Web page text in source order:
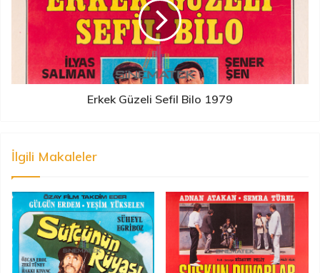
Erkek Güzeli Sefil Bilo 1979
İlgili Makaleler